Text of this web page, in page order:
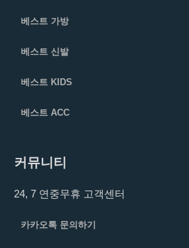
베스트 가방
베스트 신발
베스트 KIDS
베스트 ACC
커뮤니티
24, 7 연중무휴 고객센터
카카오톡 문의하기